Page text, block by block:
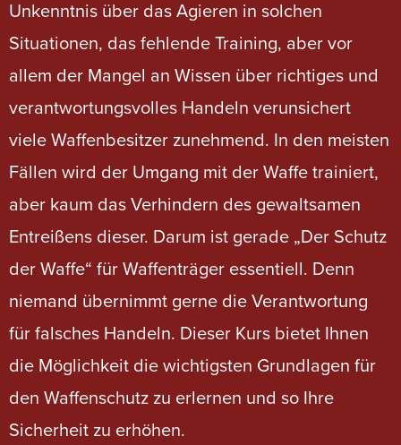
Unkenntnis über das Agieren in solchen
Situationen, das fehlende Training, aber vor
allem der Mangel an Wissen über richtiges und
verantwortungsvolles Handeln verunsichert
viele Waffenbesitzer zunehmend. In den meisten
Fällen wird der Umgang mit der Waffe trainiert,
aber kaum das Verhindern des gewaltsamen
Entreißens dieser. Darum ist gerade „Der Schutz
der Waffe“ für Waffenträger essentiell. Denn
niemand übernimmt gerne die Verantwortung
für falsches Handeln. Dieser Kurs bietet Ihnen
die Möglichkeit die wichtigsten Grundlagen für
den Waffenschutz zu erlernen und so Ihre
Sicherheit zu erhöhen.